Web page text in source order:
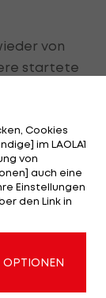
von
startete
zu
ÖFB-
lief er 49
Cookies
im LAOLA1
von
auch eine
Einstellungen
den Link in
OPTIONEN